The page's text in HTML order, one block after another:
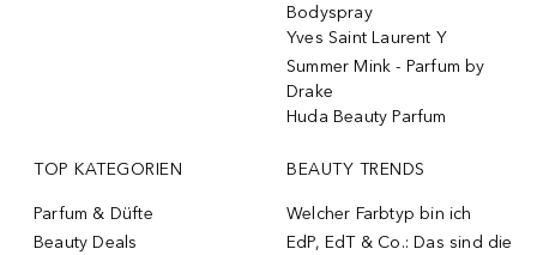
Bodyspray
Yves Saint Laurent Y
Summer Mink - Parfum by
Drake
Huda Beauty Parfum
TOP KATEGORIEN
Parfum & Düfte
Beauty Deals
BEAUTY TRENDS
Welcher Farbtyp bin ich
EdP, EdT & Co.: Das sind die